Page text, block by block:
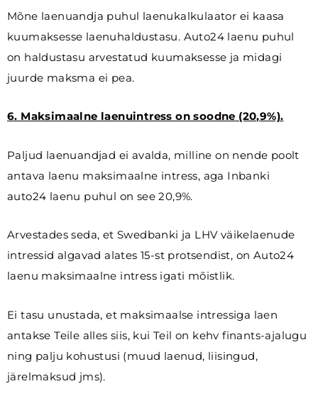
Mõne laenuandja puhul laenukalkulaator ei kaasa
kuumaksesse laenuhaldustasu. Auto24 laenu puhul
on haldustasu arvestatud kuumaksesse ja midagi
juurde maksma ei pea.
6. Maksimaalne laenuintress on soodne (20,9%).
Paljud laenuandjad ei avalda, milline on nende poolt
antava laenu maksimaalne intress, aga Inbanki
auto24 laenu puhul on see 20,9%.
Arvestades seda, et Swedbanki ja LHV väikelaenude
intressid algavad alates 15-st protsendist, on Auto24
laenu maksimaalne intress igati mõistlik.
Ei tasu unustada, et maksimaalse intressiga laen
antakse Teile alles siis, kui Teil on kehv finants-ajalugu
ning palju kohustusi (muud laenud, liisingud,
järelmaksud jms).